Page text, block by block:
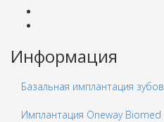
Информация
Базальная имплантация зубов
Имплантация Oneway Biomed